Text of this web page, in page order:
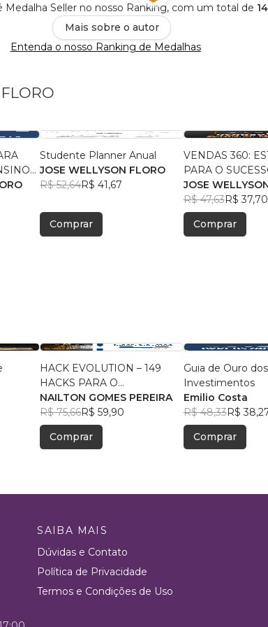
Medalha Seller no nosso Ranking, com um total de
Mais sobre o autor
Entenda o nosso Ranking de Medalhas
-
Studente Planner Anual
JOSE WELLYSON FLORO
R$ 52,64R$ 41,67
Comprar
VENDAS 360:
PARA O
PRESENCIAL E
JOSE
JOSE
R$ 47,63R$ 37,70
Comprar
HACK EVOLUTION – 149
HACKS PARA O
EMPREENDEDOR –
VOLUME 02
NAILTON GOMES PEREIRA
R$ 75,66R$ 59,90
Comprar
Guia de Ouro dos
Investimentos
Emilio Costa
R$ 48,33R$
Comprar
SAIBA MAIS
Dúvidas e Contato
Política de Privacidade
Termos e Condições de Uso